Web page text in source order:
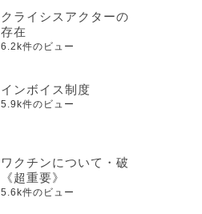
クライシスアクターの
存在
6.2k件のビュー
インボイス制度
5.9k件のビュー
ワクチンについて・破
《超重要》
5.6k件のビュー